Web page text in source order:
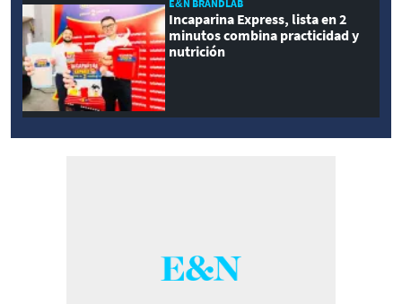
E&N BRANDLAB
Incaparina Express, lista en 2
minutos combina practicidad y
nutrición